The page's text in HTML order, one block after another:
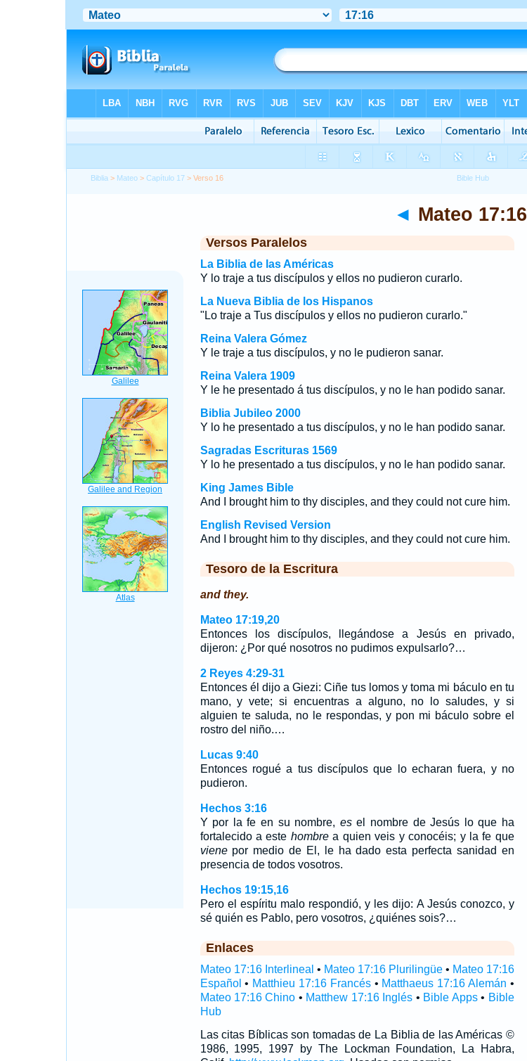
Biblia > Mateo >Capítulo 17 > Verso 16
◄ Mateo 17:16
Versos Paralelos
La Biblia de las Américas
Y lo traje a tus discípulos y ellos no pudieron curarlo.
La Nueva Biblia de los Hispanos
"Lo traje a Tus discípulos y ellos no pudieron curarlo."
Reina Valera Gómez
Y le traje a tus discípulos, y no le pudieron sanar.
Reina Valera 1909
Y le he presentado á tus discípulos, y no le han podido sanar.
Biblia Jubileo 2000
Y lo he presentado a tus discípulos, y no le han podido sanar.
Sagradas Escrituras 1569
Y lo he presentado a tus discípulos, y no le han podido sanar.
King James Bible
And I brought him to thy disciples, and they could not cure him.
English Revised Version
And I brought him to thy disciples, and they could not cure him.
Tesoro de la Escritura
and they.
Mateo 17:19,20
Entonces los discípulos, llegándose a Jesús en privado,
dijeron: ¿Por qué nosotros no pudimos expulsarlo?…
2 Reyes 4:29-31
Entonces él dijo a Giezi: Ciñe tus lomos y toma mi báculo en tu
mano, y vete; si encuentras a alguno, no lo saludes, y si
alguien te saluda, no le respondas, y pon mi báculo sobre el
rostro del niño.…
Lucas 9:40
Entonces rogué a tus discípulos que lo echaran fuera, y no
pudieron.
Hechos 3:16
Y por la fe en su nombre, esel nombre de Jesús lo que ha
fortalecido a este hombrea quien veis y conocéis; y la fe que
vienepor medio de El, le ha dado esta perfecta sanidad en
presencia de todos vosotros.
Hechos 19:15,16
Pero el espíritu malo respondió, y les dijo: A Jesús conozco, y
sé quién es Pablo, pero vosotros, ¿quiénes sois?…
Enlaces
Mateo 17:16 Interlineal • Mateo 17:16 Plurilingüe• Mateo 17:16
Español • Matthieu 17:16 Francés• Matthaeus 17:16 Alemán •
Mateo 17:16 Chino • Matthew 17:16 Inglés • Bible Apps• Bible
Hub
Las citas Bíblicas son tomadas de La Biblia de las Américas ©
1986, 1995, 1997 by The Lockman Foundation, La Habra,